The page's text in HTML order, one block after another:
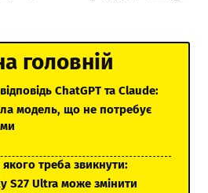
головній
ChatGPT та Claude:
модель, що не потребує
треба звикнути:
S27 Ultra може змінити